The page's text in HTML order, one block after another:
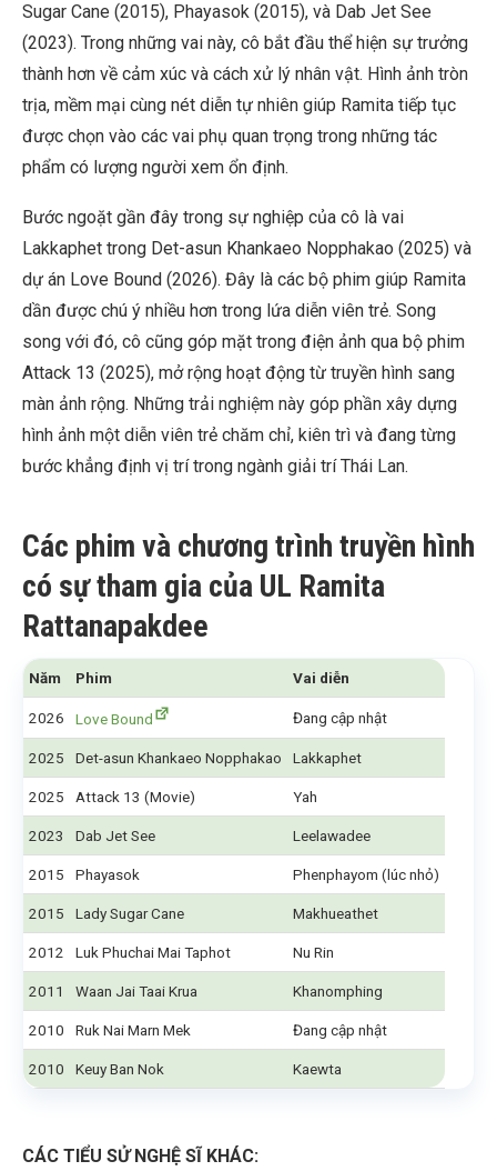
Sugar Cane (2015), Phayasok (2015), và Dab Jet See
(2023). Trong những vai này, cô bắt đầu thể hiện sự trưởng
thành hơn về cảm xúc và cách xử lý nhân vật. Hình ảnh tròn
trịa, mềm mại cùng nét diễn tự nhiên giúp Ramita tiếp tục
được chọn vào các vai phụ quan trọng trong những tác
phẩm có lượng người xem ổn định.
Bước ngoặt gần đây trong sự nghiệp của cô là vai
Lakkaphet trong Det-asun Khankaeo Nopphakao (2025) và
dự án Love Bound (2026). Đây là các bộ phim giúp Ramita
dần được chú ý nhiều hơn trong lứa diễn viên trẻ. Song
song với đó, cô cũng góp mặt trong điện ảnh qua bộ phim
Attack 13 (2025), mở rộng hoạt động từ truyền hình sang
màn ảnh rộng. Những trải nghiệm này góp phần xây dựng
hình ảnh một diễn viên trẻ chăm chỉ, kiên trì và đang từng
bước khẳng định vị trí trong ngành giải trí Thái Lan.
Các phim và chương trình truyền hình
có sự tham gia của UL Ramita
Rattanapakdee
Năm Phim Vai diễn
2026 Love Bound Đang cập nhật
2025 Det-asun Khankaeo Nopphakao Lakkaphet
2025 Attack 13 (Movie) Yah
2023 Dab Jet See Leelawadee
2015 Phayasok Phenphayom (lúc nhỏ)
2015 Lady Sugar Cane Makhueathet
2012 Luk Phuchai Mai Taphot Nu Rin
2011 Waan Jai Taai Krua Khanomphing
2010 Ruk Nai Marn Mek Đang cập nhật
2010 Keuy Ban Nok Kaewta
CÁC TIỂU SỬ NGHỆ SĨ KHÁC: